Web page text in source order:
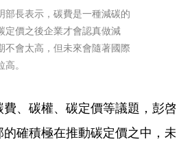
部長表示，碳費是一種減碳的
定價之後企業才會認真做減
不會太高，但未來會隨著國際
。
、碳權、碳定價等議題，彭啓
確積極在推動碳定價之中，未